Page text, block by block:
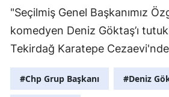
"Seçilmiş Genel Başkanımız
komedyen Deniz Göktaş’ı
Tekirdağ Karatepe
#Chp Grup Başkanı #Deniz